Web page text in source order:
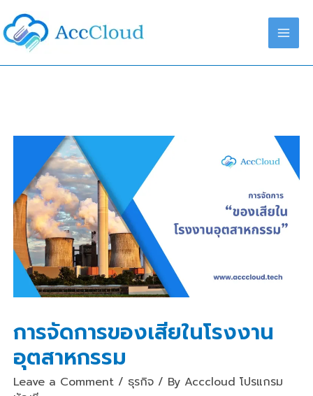
การจัดการของเสียในโรงงาน
อุตสาหกรรม
Leave a Comment / ธุรกิจ/ By Acccloud โปรแกรม